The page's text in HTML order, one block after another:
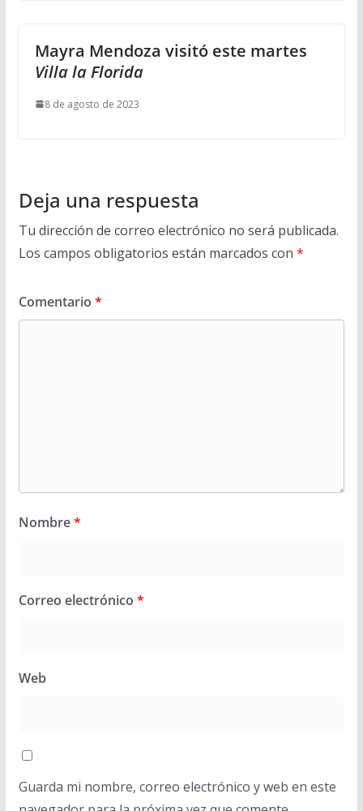
Mayra Mendoza visitó este martes
Villa la Florida
8 de agosto de 2023
Deja una respuesta
Tu dirección de correo electrónico no será publicada.
Los campos obligatorios están marcados con *
Comentario *
Nombre*
Correo electrónico *
Web
Guarda mi nombre, correo electrónico y web en este